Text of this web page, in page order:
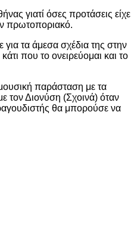
γιατί όσες προτάσεις είχε
πρωτοποριακό.
τα άμεσα σχέδια της στην
που το ονειρεύομαι και το
παράσταση με τα
τον Διονύση (Σχοινά) όταν
θα μπορούσε να